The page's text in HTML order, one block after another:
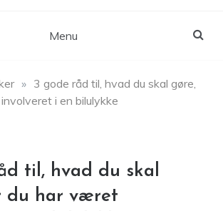
Menu
» 3 gode råd til, hvad du skal gøre,
i en bilulykke
til, hvad du skal
du har været